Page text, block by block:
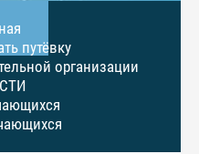
путёвку
организации